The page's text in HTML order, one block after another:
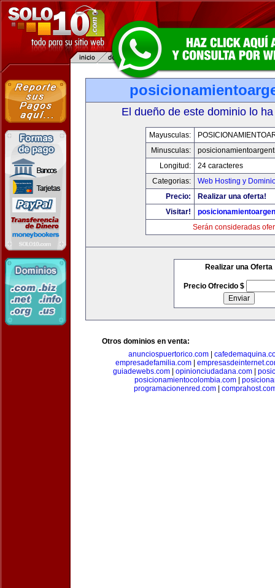
El dueño de este dominio lo
Mayusculas:
Minusculas:
Longitud:
24 caracteres
Categorias:
Web Hosting y
Precio:
Realizar una oferta!
Visitar!
Serán consideradas
Realizar una Oferta
Precio Ofrecido $
Otros dominios en venta:
anunciospuertorico.com|
empresadefamilia.com
guiadewebs.com
opinionciudadana.com
posicionamientocolombia.com|
programacionenred.com